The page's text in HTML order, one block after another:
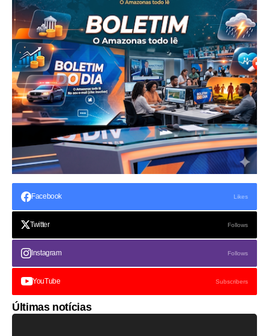
Facebook Likes
Twitter Follows
Instagram Follows
YouTube Subscribers
Últimas notícias